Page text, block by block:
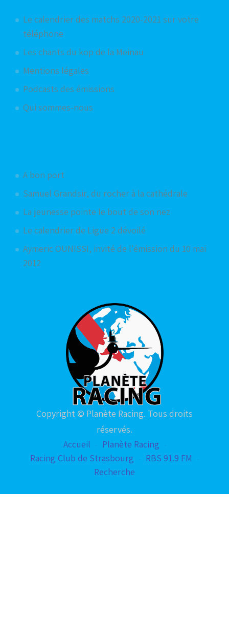
Le calendrier des matchs 2020-2021 sur votre
téléphone
Les chants du kop de la Meinau
Mentions légales
Podcasts des émissions
Qui sommes-nous
A bon port
Samuel Grandsir, du rocher à la cathédrale
La jeunesse pointe le bout de son nez
Le calendrier de Ligue 2 dévoilé
Aymeric OUNISSI, invité de l'émission du 10 mai
2012
Copyright © Planète Racing. Tous droits
réservés.
Accueil
Planète Racing
Racing Club de Strasbourg
RBS 91.9 FM
Recherche